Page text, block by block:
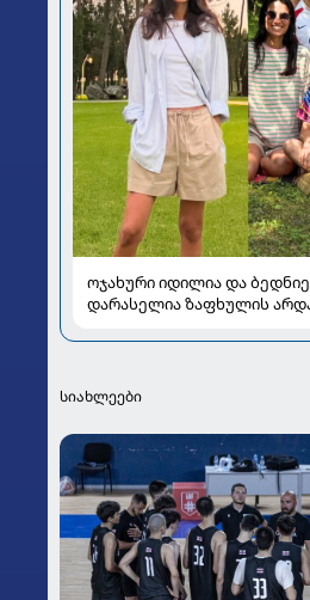
ოჯახური იდილია და
დარასელია ზაფხულის
სიახლეები